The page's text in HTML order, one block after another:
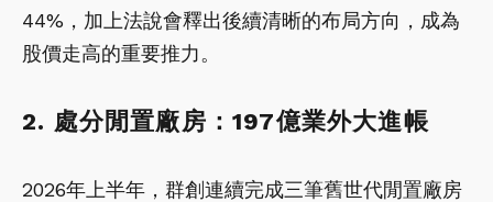
44%，加上法說會釋出後續清晰的布局方向，成為
股價走高的重要推力。
2. 處分閒置廠房：197億業外大進帳
2026年上半年，群創連續完成三筆舊世代閒置廠房